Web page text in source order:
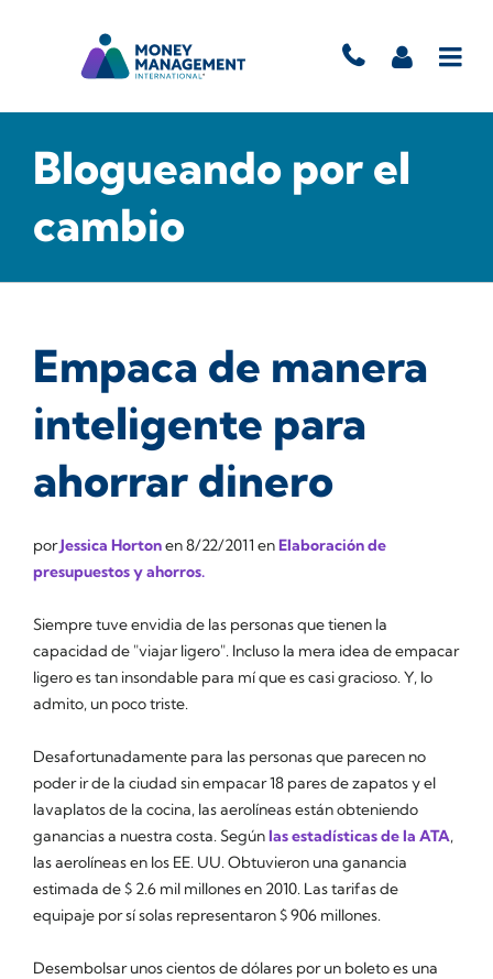
Blogueando por el
cambio
Empaca de manera
inteligente para
ahorrar dinero
porJessica Hortonen8/22/2011 enElaboración de
presupuestos y ahorros.
Siempre tuve envidia de las personas que tienen la
capacidad de "viajar ligero". Incluso la mera idea de empacar
ligero es tan insondable para mí que es casi gracioso. Y, lo
admito, un poco triste.
Desafortunadamente para las personas que parecen no
poder ir de la ciudad sin empacar 18 pares de zapatos y el
lavaplatos de la cocina, las aerolíneas están obteniendo
ganancias a nuestra costa. Segúnlas estadísticas de la ATA,
las aerolíneas en los EE. UU. Obtuvieron una ganancia
estimada de $ 2.6 mil millones en 2010. Las tarifas de
equipaje por sí solas representaron $ 906 millones.
Desembolsar unos cientos de dólares por un boleto es una